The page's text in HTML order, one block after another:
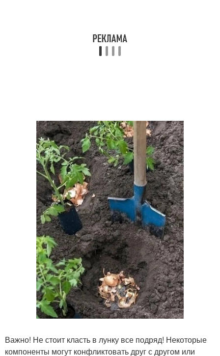
Важно! Не стоит класть в лунку все подряд! Некоторые
компоненты могут конфликтовать друг с другом или